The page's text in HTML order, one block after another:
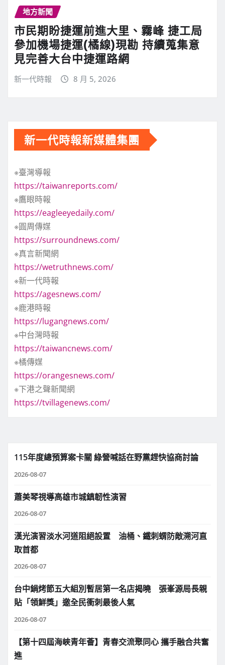
地方新聞
市民期盼捷運前進大里、霧峰 捷工局
參加機場捷運(橘線)現勘 持續蒐集意
見完善大台中捷運路網
新一代時報 8 月 5, 2026
新一代時報新媒體集團
※臺灣導報
https://taiwanreports.com/
※鷹眼時報
https://eagleeyedaily.com/
※圓周傳媒
https://surroundnews.com/
※真言新聞網
https://wetruthnews.com/
※新一代時報
https://agesnews.com/
※鹿港時報
https://lugangnews.com/
※中台灣時報
https://taiwancnews.com/
※橘傳媒
https://orangesnews.com/
※下港之聲新聞網
https://tvillagenews.com/
115年度總預算案卡關 綠營喊話在野黨趕快協商討論
2026-08-07
蕭美琴視導高雄市城鎮韌性演習
2026-08-07
漢光演習淡水河道阻絕設置 油桶、鐵刺蝟防敵溯河直
取首都
2026-08-07
台中鍋烤節五大組別暫居第一名店揭曉 張峯源局長親
貼「領鮮獎」邀全民衝刺最後人氣
2026-08-07
【第十四屆海峽青年薈】青春交流聚同心 攜手融合共奮
進